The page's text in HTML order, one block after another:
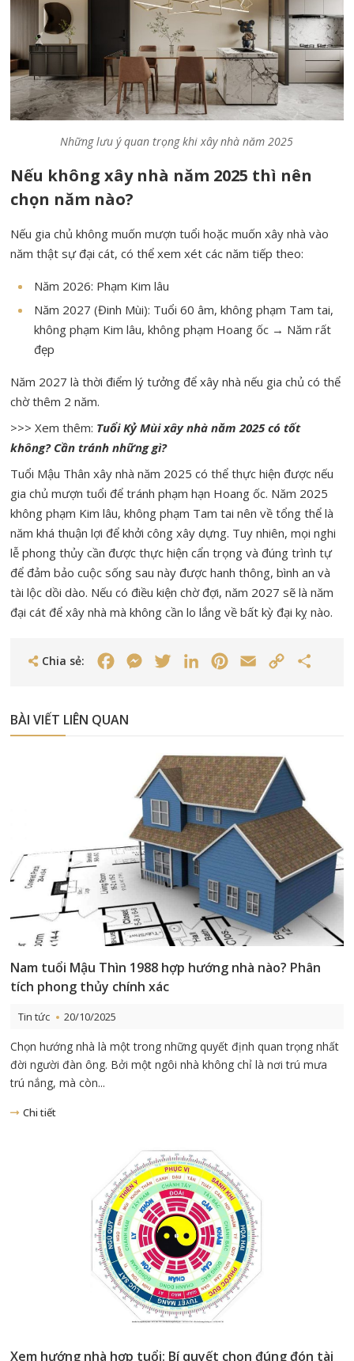
Những lưu ý quan trọng khi xây nhà năm 2025
Nếu không xây nhà năm 2025 thì nên
chọn năm nào?
Nếu gia chủ không muốn mượn tuổi hoặc muốn xây nhà vào
năm thật sự đại cát, có thể xem xét các năm tiếp theo:
Năm 2026: Phạm Kim lâu
Năm 2027 (Đinh Mùi): Tuổi 60 âm, không phạm Tam tai,
không phạm Kim lâu, không phạm Hoang ốc → Năm rất
đẹp
Năm 2027 là thời điểm lý tưởng để xây nhà nếu gia chủ có thể
chờ thêm 2 năm.
>>> Xem thêm: Tuổi Kỷ Mùi xây nhà năm 2025 có tốt
không? Cần tránh những gì?
Tuổi Mậu Thân xây nhà năm 2025 có thể thực hiện được nếu
gia chủ mượn tuổi để tránh phạm hạn Hoang ốc. Năm 2025
không phạm Kim lâu, không phạm Tam tai nên về tổng thể là
năm khá thuận lợi để khởi công xây dựng. Tuy nhiên, mọi nghi
lễ phong thủy cần được thực hiện cẩn trọng và đúng trình tự
để đảm bảo cuộc sống sau này được hanh thông, bình an và
tài lộc dồi dào. Nếu có điều kiện chờ đợi, năm 2027 sẽ là năm
đại cát để xây nhà mà không cần lo lắng về bất kỳ đại kỵ nào.
Chia sẻ: FacebookMessenger
TwitterLinkedInPinterest
Email
Copy
BÀI VIẾT LIÊN QUAN
Nam tuổi Mậu Thìn 1988 hợp hướng nhà nào? Phân
tích phong thủy chính xác
Tin tức 20/10/2025
Chọn hướng nhà là một trong những quyết định quan trọng nhất
đời người đàn ông. Bởi một ngôi nhà không chỉ là nơi trú mưa
trú nắng, mà còn...
Chi tiết
Xem hướng nhà hợp tuổi: Bí quyết chọn đúng đón tài